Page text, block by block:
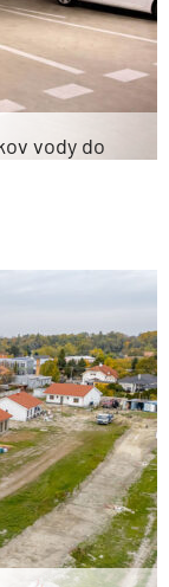
vody do